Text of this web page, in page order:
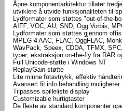
Åpne komponentarkitektur tillater
utviklere å utvide funksjonaliteten til
Lydformater som støttes "out-of-the-
AIFF, VOC, AU, SND, Ogg Vorbis,
Lydformater som støttes gjennom
MPEG-4 AAC, FLAC, OggFLAC,
WavPack, Speex, CDDA, TFMX,
typer; ekstraksjon on-the-fly fra RAR
Full Unicode-støtte i Windows NT
ReplayGain støtte
Lite minne fotavtrykk, effektiv
Avansert fil info behandling
Tilpasses spilleliste display
Customizable hurtigtaster
De fleste av standard komponenter